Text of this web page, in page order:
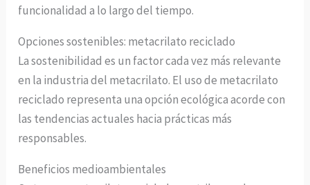
funcionalidad a lo largo del tiempo.
Opciones sostenibles: metacrilato reciclado
La sostenibilidad es un factor cada vez más relevante
en la industria del metacrilato. El uso de metacrilato
reciclado representa una opción ecológica acorde con
las tendencias actuales hacia prácticas más
responsables.
Beneficios medioambientales